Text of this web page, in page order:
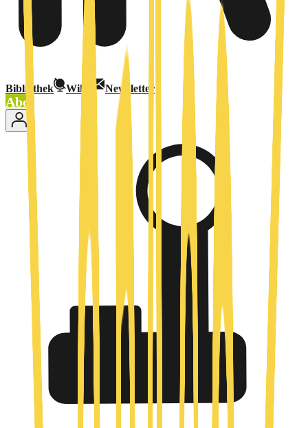
Bibliothek Wiki Newsletter
Abo